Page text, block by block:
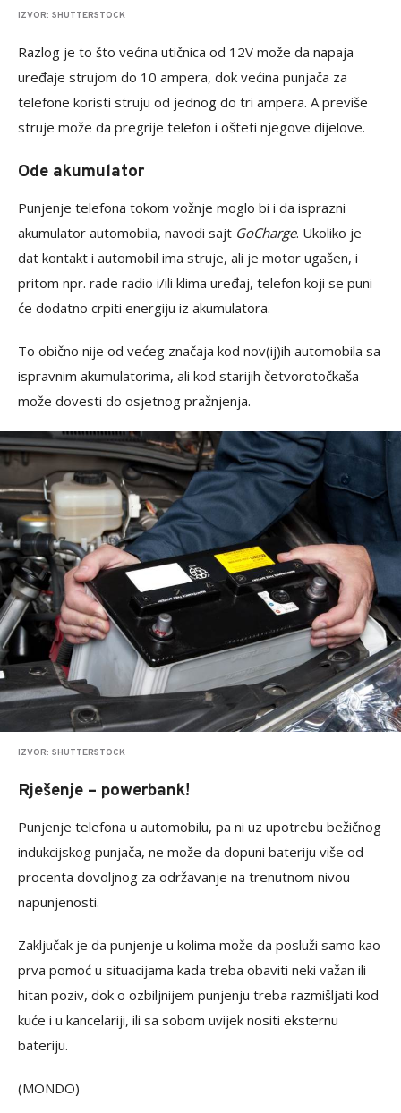
IZVOR: SHUTTERSTOCK
Razlog je to što većina utičnica od 12V može da napaja
uređaje strujom do 10 ampera, dok većina punjača za
telefone koristi struju od jednog do tri ampera. A previše
struje može da pregrije telefon i ošteti njegove dijelove.
Ode akumulator
Punjenje telefona tokom vožnje moglo bi i da isprazni
akumulator automobila, navodi sajt GoCharge. Ukoliko je
dat kontakt i automobil ima struje, ali je motor ugašen, i
pritom npr. rade radio i/ili klima uređaj, telefon koji se puni
će dodatno crpiti energiju iz akumulatora.
To obično nije od većeg značaja kod nov(ij)ih automobila sa
ispravnim akumulatorima, ali kod starijih četvorotočkaša
može dovesti do osjetnog pražnjenja.
IZVOR: SHUTTERSTOCK
Rješenje – powerbank!
Punjenje telefona u automobilu, pa ni uz upotrebu bežičnog
indukcijskog punjača, ne može da dopuni bateriju više od
procenta dovoljnog za održavanje na trenutnom nivou
napunjenosti.
Zaključak je da punjenje u kolima može da posluži samo kao
prva pomoć u situacijama kada treba obaviti neki važan ili
hitan poziv, dok o ozbiljnijem punjenju treba razmišljati kod
kuće i u kancelariji, ili sa sobom uvijek nositi eksternu
bateriju.
(MONDO)